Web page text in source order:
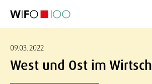
09.03.2022
West und Ost im